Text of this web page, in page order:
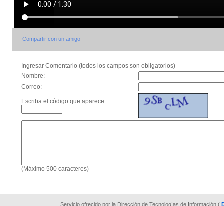
Compartir con un amigo
Ingresar Comentario (todos los campos son obligatorios)
Nombre:
Correo:
Escriba el código que aparece:
(Máximo 500 caracteres)
Servicio ofrecido por la Dirección de Tecnologías de Información (